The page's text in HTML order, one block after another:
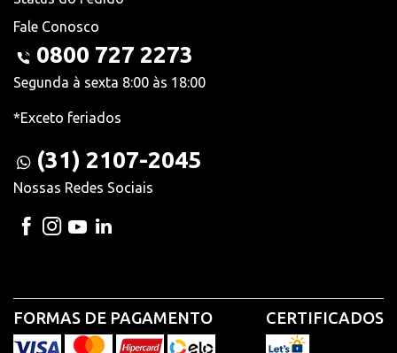
Fale Conosco
0800 727 2273
Segunda à sexta 8:00 às 18:00
*Exceto feriados
(31) 2107-2045
Nossas Redes Sociais
FORMAS DE PAGAMENTO CERTIFICADOS